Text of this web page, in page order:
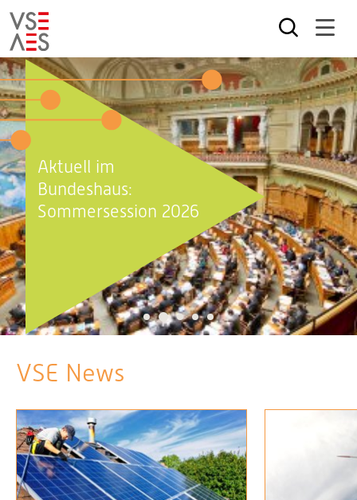
Direkt
zum
Inhalt
Aktuell im
Bundeshaus:
Sommersession 2026
1 2 3 4 5
VSE News